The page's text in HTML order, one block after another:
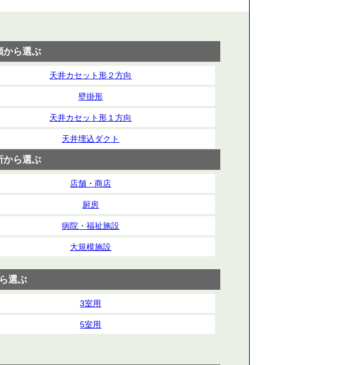
から選ぶ
天井カセット形２方向
壁掛形
天井カセット形１方向
天井埋込ダクト
から選ぶ
店舗・商店
厨房
病院・福祉施設
大規模施設
選ぶ
3室用
5室用